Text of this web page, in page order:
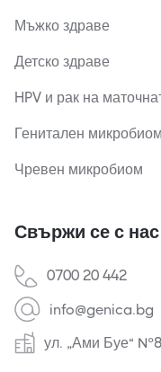
Мъжко здраве
Детско здраве
HPV и рак на
Генитален микробиом
Чревен микробиом
Свържи се с нас
0700 20 442
info@genica.bg
ул. „Ами Буе“